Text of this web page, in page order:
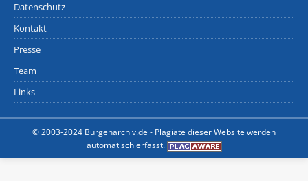
Datenschutz
Kontakt
Presse
Team
Links
© 2003-2024 Burgenarchiv.de - Plagiate dieser Website werden
automatisch erfasst.